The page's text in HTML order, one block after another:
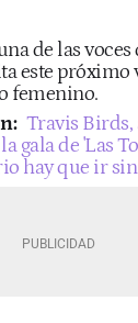
de las
este próximo
femenino.
Travis Birds,
gala de 'Las
hay que ir